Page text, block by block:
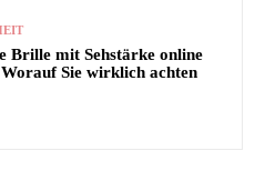
Brille mit Sehstärke online
Sie wirklich achten